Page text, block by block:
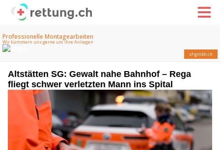
Altstätten SG: Gewalt nahe Bahnhof – Rega
fliegt schwer verletzten Mann ins Spital